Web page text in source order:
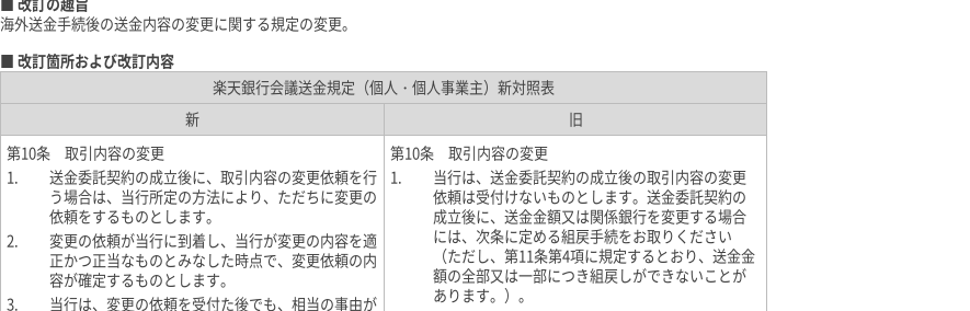
海外送金手続後の送金内容の変更に関する規定の変更。
■ 改訂箇所および改訂内容
楽天銀行会議送金規定（個人・個人事業主）新対照表
新
旧
第10条 取引内容の変更
1.
送金委託契約の成立後に、取引内容の変更依頼を行
う場合は、当行所定の方法により、ただちに変更の
依頼をするものとします。
2.
変更の依頼が当行に到着し、当行が変更の内容を適
正かつ正当なものとみなした時点で、変更依頼の内
容が確定するものとします。
3.
当行は、変更の依頼を受付た後でも、相当の事由が
第10条 取引内容の変更
1.
当行は、送金委託契約の成立後の取引内容の変更
依頼は受付けないものとします。送金委託契約の
成立後に、送金金額又は関係銀行を変更する場合
には、次条に定める組戻手続をお取りください
（ただし、第11条第4項に規定するとおり、送金金
額の全部又は一部につき組戻しができないことが
あります。）。